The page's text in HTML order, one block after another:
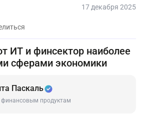
17 декабря 2025
ИТ и финсектор наиболее
сферами экономики
Паскаль
финансовым продуктам